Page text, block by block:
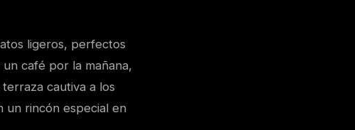
ligeros, perfectos
café por la mañana,
cautiva a los
un rincón especial en